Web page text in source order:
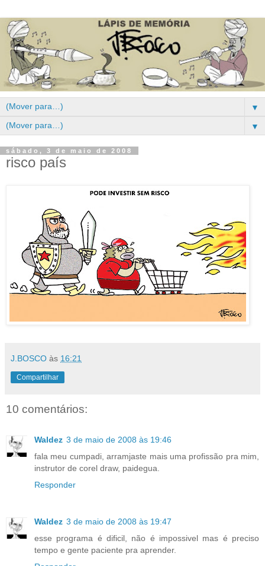
▼
▼
sábado, 3 de maio de 2008
risco país
J.BOSCO às 16:21
Compartilhar
10 comentários:
Waldez 3 de maio de 2008 às 19:46
fala meu cumpadi, arramjaste mais uma profissão pra mim,
instrutor de corel draw, paidegua.
Responder
Waldez 3 de maio de 2008 às 19:47
esse programa é dificil, não é impossivel mas é preciso
tempo e gente paciente pra aprender.